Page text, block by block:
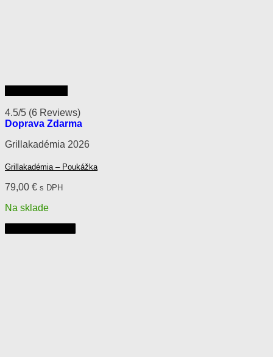
4.5/5 (6 Reviews)
Doprava Zdarma
Grillakadémia 2026
Grillakadémia – Poukážka
79,00 € s DPH
Na sklade